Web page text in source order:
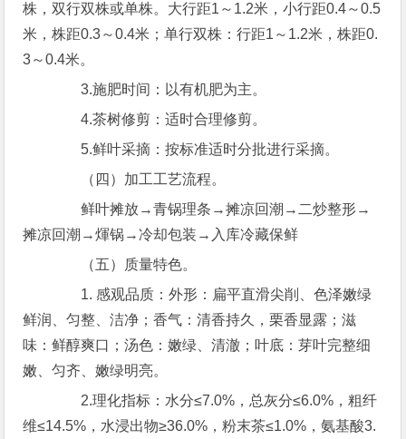
株，双行双株或单株。大行距1～1.2米，小行距0.4～0.5
米，株距0.3～0.4米；单行双株：行距1～1.2米，株距0.
3～0.4米。
3.施肥时间：以有机肥为主。
4.茶树修剪：适时合理修剪。
5.鲜叶采摘：按标准适时分批进行采摘。
（四）加工工艺流程。
鲜叶摊放→青锅理条→摊凉回潮→二炒整形→
摊凉回潮→煇锅→冷却包装→入库冷藏保鲜
（五）质量特色。
1. 感观品质：外形：扁平直滑尖削、色泽嫩绿
鲜润、匀整、洁净；香气：清香持久，栗香显露；滋
味：鲜醇爽口；汤色：嫩绿、清澈；叶底：芽叶完整细
嫩、匀齐、嫩绿明亮。
2.理化指标：水分≤7.0%，总灰分≤6.0%，粗纤
维≤14.5%，水浸出物≥36.0%，粉末茶≤1.0%，氨基酸3.